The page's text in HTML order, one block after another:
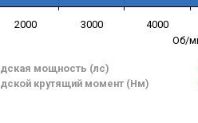
Об/
мощность (лс)
крутящий момент (Нм)
2000 3000 4000